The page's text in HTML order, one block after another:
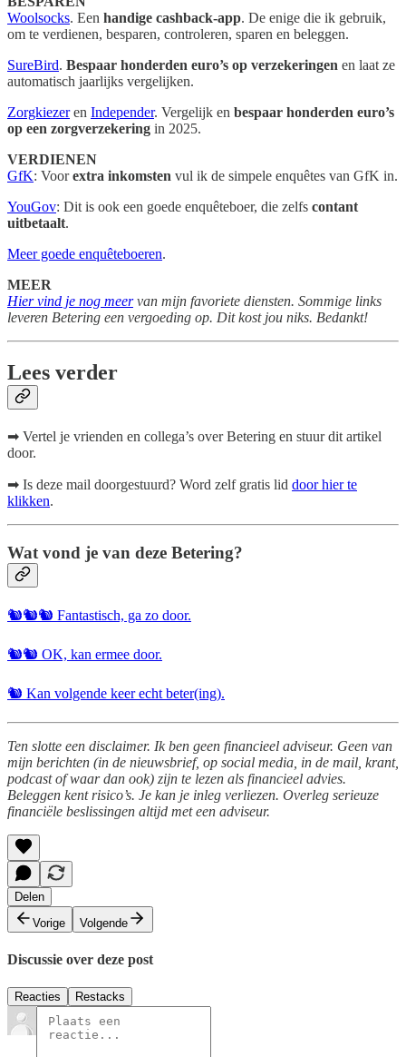
Woolsocks. Een handige cashback-app. De enige die ik gebruik,
om te verdienen, besparen, controleren, sparen en beleggen.
SureBird. Bespaar honderden euro’s op verzekeringen en laat ze
automatisch jaarlijks vergelijken.
Zorgkiezeren Independer. Vergelijk en bespaar honderden euro’s
op een zorgverzekering in 2025.
VERDIENEN
GfK: Voorextra inkomsten vul ik de simpele enquêtes van GfK in.
YouGov: Dit is ook een goede enquêteboer, die zelfs contant
uitbetaalt.
Meer goede enquêteboeren.
MEER
Hier vind je nog meervan mijn favoriete diensten. Sommige links
leveren Betering een vergoeding op. Dit kost jou niks. Bedankt!
Lees verder
➡ Vertel je vrienden en collega’s over Betering en stuur dit artikel
door.
➡ Is deze mail doorgestuurd? Word zelf gratis lid door hier te
klikken.
Wat vond je van deze Betering?
🐿️🐿️🐿️ Fantastisch, ga zo door.
🐿️🐿️ OK, kan ermee door.
🐿️ Kan volgende keer echt beter(ing).
Ten slotte een disclaimer. Ik ben geen financieel adviseur. Geen van
mijn berichten (in de nieuwsbrief, op social media, in de mail, krant,
podcast of waar dan ook) zijn te lezen als financieel advies.
Beleggen kent risico’s. Je kan je inleg verliezen. Overleg serieuze
financiële beslissingen altijd met een adviseur.
Delen
Vorige
Volgende
Discussie over deze post
Reacties Restacks